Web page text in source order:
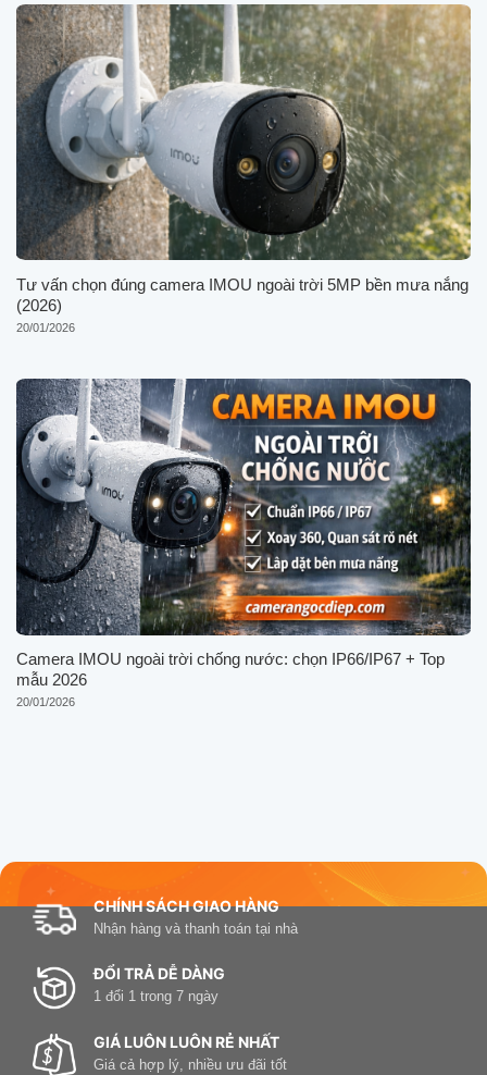
Tư vấn chọn đúng camera IMOU ngoài trời 5MP bền mưa nắng
(2026)
20/01/2026
Camera IMOU ngoài trời chống nước: chọn IP66/IP67 + Top
mẫu 2026
20/01/2026
CHÍNH SÁCH GIAO HÀNG
Nhận hàng và thanh toán tại nhà
ĐỔI TRẢ DỄ DÀNG
1 đổi 1 trong 7 ngày
GIÁ LUÔN LUÔN RẺ NHẤT
Giá cả hợp lý, nhiều ưu đãi tốt